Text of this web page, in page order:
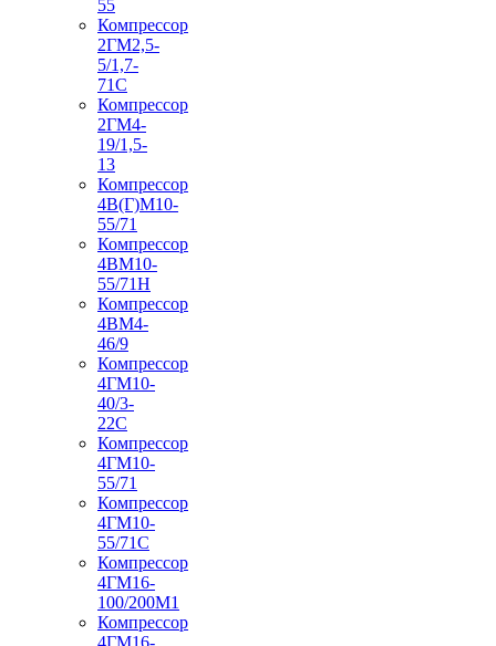
55
Компрессор
2ГМ2,5-
5/1,7-
71С
Компрессор
2ГМ4-
19/1,5-
13
Компрессор
4В(Г)М10-
55/71
Компрессор
4ВМ10-
55/71Н
Компрессор
4ВМ4-
46/9
Компрессор
4ГМ10-
40/3-
22С
Компрессор
4ГМ10-
55/71
Компрессор
4ГМ10-
55/71С
Компрессор
4ГМ16-
100/200М1
Компрессор
4ГМ16-